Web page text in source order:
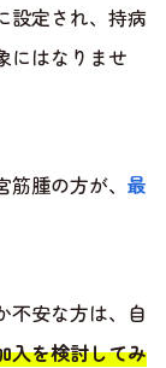
設定され、持病
にはなりませ
腫の方が、 最
不安な方は、自
入を検討してみ